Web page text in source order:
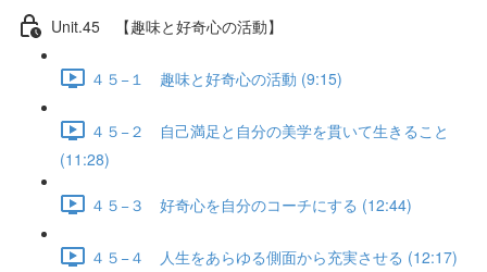
Unit.45 【趣味と好奇心の活動】
４５−１ 趣味と好奇心の活動 (9:15)
４５−２ 自己満足と自分の美学を貫いて生きること
(11:28)
４５−３ 好奇心を自分のコーチにする (12:44)
４５−４ 人生をあらゆる側面から充実させる (12:17)